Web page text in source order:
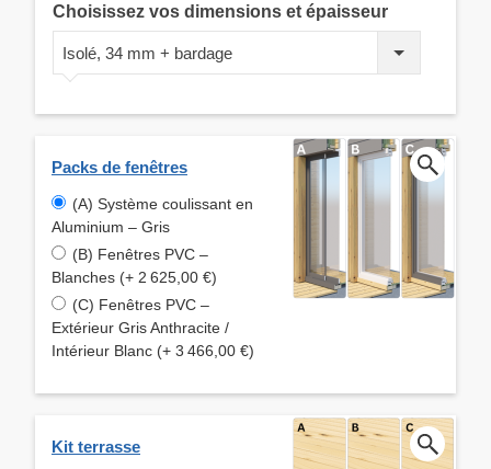
Choisissez vos dimensions et épaisseur
Isolé, 34 mm + bardage
Packs de fenêtres
(A) Système coulissant en
Aluminium – Gris
(B) Fenêtres PVC –
Blanches (+ 2 625,00 €)
(C) Fenêtres PVC –
Extérieur Gris Anthracite /
Intérieur Blanc (+ 3 466,00 €)
Kit terrasse